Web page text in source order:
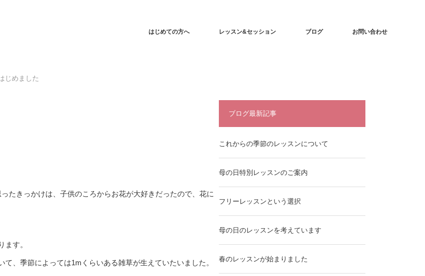
はじめての方へ レッスン&セッション ブログ お問い合わせ
じめました
たきっかけは、子供のころからお花が大好きだったので、花に
す。
、季節によっては1mくらいある雑草が生えていたいました。
ブログ最新記事
これからの季節のレッスンについて
母の日特別レッスンのご案内
フリーレッスンという選択
母の日のレッスンを考えています
春のレッスンが始まりました